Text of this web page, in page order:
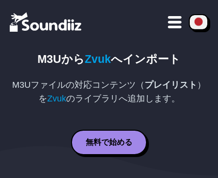
M3UからZvukへインポート
M3Uファイルの対応コンテンツ（ プレイリスト ）
をZvukのライブラリへ追加します。
無料で始める